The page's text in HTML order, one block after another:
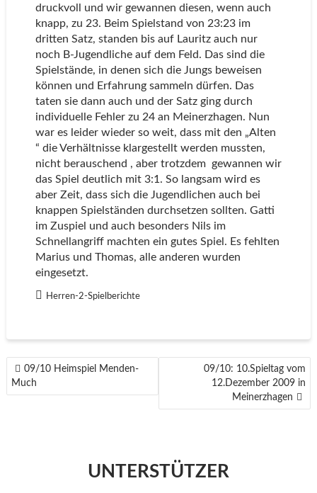
druckvoll und wir gewannen diesen, wenn auch
knapp, zu 23. Beim Spielstand von 23:23 im
dritten Satz, standen bis auf Lauritz auch nur
noch B-Jugendliche auf dem Feld. Das sind die
Spielstände, in denen sich die Jungs beweisen
können und Erfahrung sammeln dürfen. Das
taten sie dann auch und der Satz ging durch
individuelle Fehler zu 24 an Meinerzhagen. Nun
war es leider wieder so weit, dass mit den „Alten
“ die Verhältnisse klargestellt werden mussten,
nicht berauschend , aber trotzdem gewannen wir
das Spiel deutlich mit 3:1. So langsam wird es
aber Zeit, dass sich die Jugendlichen auch bei
knappen Spielständen durchsetzen sollten. Gatti
im Zuspiel und auch besonders Nils im
Schnellangriff machten ein gutes Spiel. Es fehlten
Marius und Thomas, alle anderen wurden
eingesetzt.
Herren-2-Spielberichte
BEITRAGSNAVIGATION
09/10 Heimspiel Menden-
Much
09/10: 10.Spieltag vom
12.Dezember 2009 in
Meinerzhagen
UNTERSTÜTZER